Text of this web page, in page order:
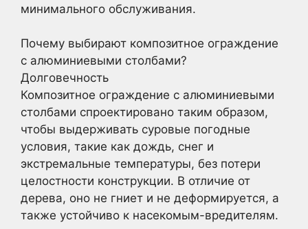
минимального обслуживания.
Почему выбирают композитное ограждение
с алюминиевыми столбами?
Долговечность
Композитное ограждение с алюминиевыми
столбами спроектировано таким образом,
чтобы выдерживать суровые погодные
условия, такие как дождь, снег и
экстремальные температуры, без потери
целостности конструкции. В отличие от
дерева, оно не гниет и не деформируется, а
также устойчиво к насекомым-вредителям.